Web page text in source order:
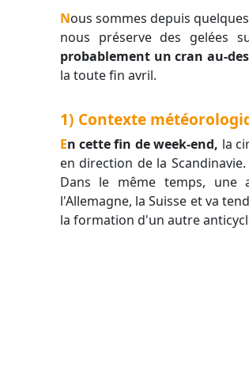
Nous sommes depuis quelques jours sous l'influence d'un flux de nord à nord-est modérément froid. Le vent
nous préserve des gelées
probablement un cran au-
la toute fin avril.
1) Contexte
En cette fin de week-end, la
en direction de la
Dans le même temps, une
l'Allemagne, la Suisse et va
la formation d'un autre